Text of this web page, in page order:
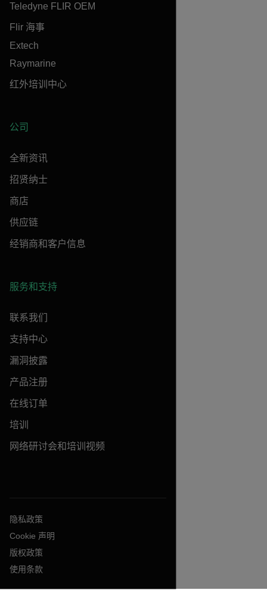
Teledyne FLIR OEM
Flir 海事
Extech
Raymarine
红外培训中心
公司
全新资讯
招贤纳士
商店
供应链
经销商和客户信息
服务和支持
联系我们
支持中心
漏洞披露
产品注册
在线订单
培训
网络研讨会和培训视频
隐私政策
Cookie 声明
版权政策
使用条款